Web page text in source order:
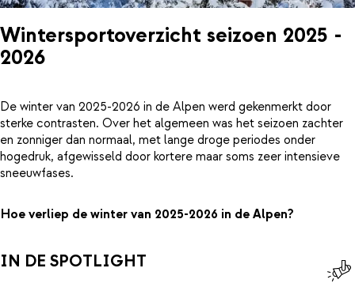
Wintersportoverzicht seizoen 2025 -
2026
De winter van 2025-2026 in de Alpen werd gekenmerkt door
sterke contrasten. Over het algemeen was het seizoen zachter
en zonniger dan normaal, met lange droge periodes onder
hogedruk, afgewisseld door kortere maar soms zeer intensieve
sneeuwfases.
Hoe verliep de winter van 2025-2026 in de Alpen?
IN DE SPOTLIGHT